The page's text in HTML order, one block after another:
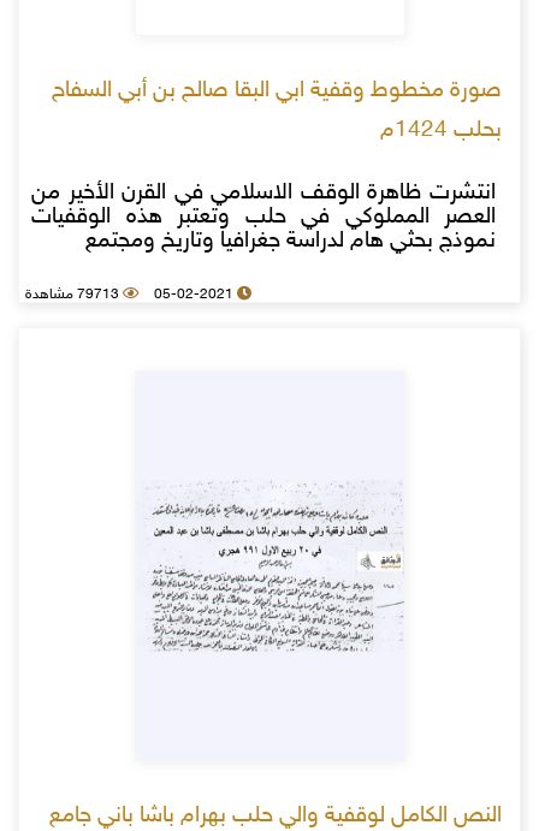
صورة مخطوط وقفية ابي البقا صالح بن أبي السفاح
بحلب 1424م
انتشرت ظاهرة الوقف الاسلامي في القرن الأخير من
العصر المملوكي في حلب وتعتبر هذه الوقفيات
نموذج بحثي هام لدراسة جغرافيا وتاريخ ومجتمع
05-02-2021 79713 مشاهدة
النص الكامل لوقفية والي حلب بهرام باشا باني جامع